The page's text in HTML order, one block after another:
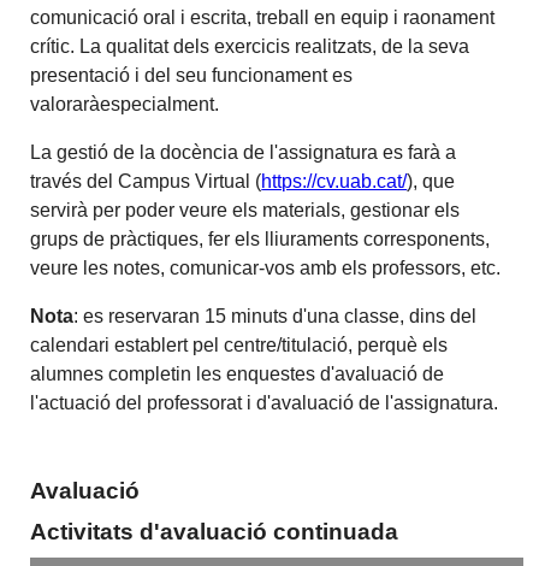
comunicació oral i escrita, treball en equip i raonament
crític. La qualitat dels exercicis realitzats, de la seva
presentació i del seu funcionament es
valoraràespecialment.
La gestió de la docència de l'assignatura es farà a
través del Campus Virtual (https://cv.uab.cat/), que
servirà per poder veure els materials, gestionar els
grups de pràctiques, fer els lliuraments corresponents,
veure les notes, comunicar-vos amb els professors, etc.
Nota: es reservaran 15 minuts d'una classe, dins del
calendari establert pel centre/titulació, perquè els
alumnes completin les enquestes d'avaluació de
l'actuació del professorat i d'avaluació de l'assignatura.
Avaluació
Activitats d'avaluació continuada